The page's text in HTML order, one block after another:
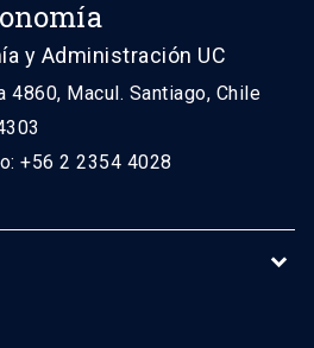
y Administración UC
4860, Macul. Santiago, Chile
+56 2 2354 4028